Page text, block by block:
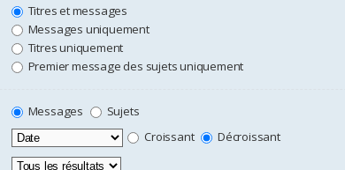
Titres et messages
Messages uniquement
Titres uniquement
Premier message des sujets uniquement
Messages
Sujets
Croissant
Décroissant